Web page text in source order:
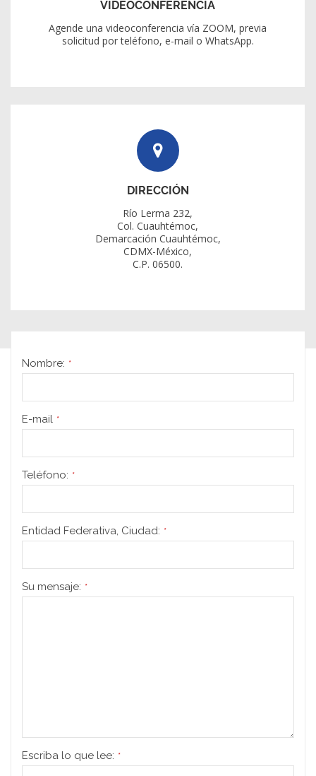
VIDEOCONFERENCIA
Agende una videoconferencia vía ZOOM, previa
solicitud por teléfono, e-mail o WhatsApp.
DIRECCIÓN
Río Lerma 232,
Col. Cuauhtémoc,
Demarcación Cuauhtémoc,
CDMX-México,
C.P. 06500.
Nombre: *
E-mail *
Teléfono: *
Entidad Federativa, Ciudad: *
Su mensaje: *
Escriba lo que lee: *